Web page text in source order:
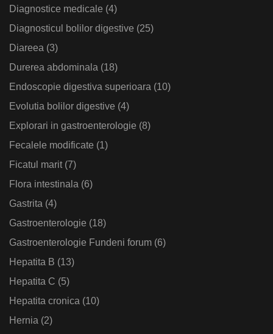
Diagnostice medicale (4)
Diagnosticul bolilor digestive (25)
Diareea (3)
Durerea abdominala (18)
Endoscopie digestiva superioara (10)
Evolutia bolilor digestive (4)
Explorari in gastroenterologie (8)
Fecalele modificate (1)
Ficatul marit(7)
Flora intestinala (6)
Gastrita (4)
Gastroenterologie (18)
Gastroenterologie Fundeni forum (6)
Hepatita B (13)
Hepatita C (5)
Hepatita cronica (10)
Hernia (2)